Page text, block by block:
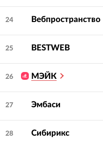
24 Вебпространство
25 BESTWEB
26 МЭЙК
27 Эмбаси
28 Сибирикс